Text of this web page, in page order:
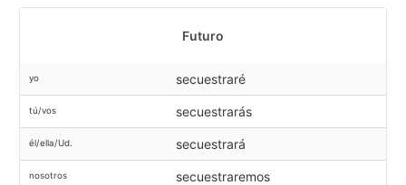
Futuro
yo secuestraré
tú/vos secuestrarás
él/ella/Ud. secuestrará
nosotros secuestraremos